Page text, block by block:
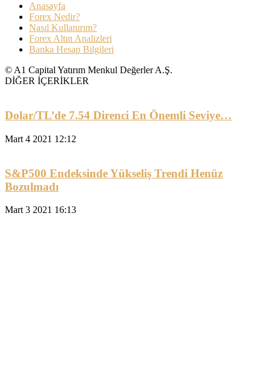
Anasayfa
Forex Nedir?
Nasıl Kullanırım?
Forex Altın Analizleri
Banka Hesap Bilgileri
© A1 Capital Yatırım Menkul Değerler A.Ş.
DİĞER İÇERİKLER
Dolar/TL’de 7.54 Direnci En Önemli Seviye…
Mart 4 2021 12:12
S&P500 Endeksinde Yükseliş Trendi Henüz
Bozulmadı
Mart 3 2021 16:13